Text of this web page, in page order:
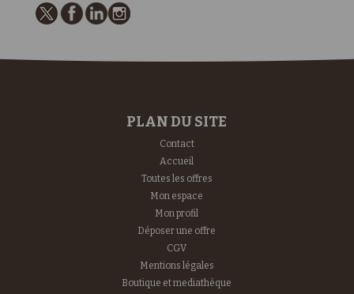
PLAN DU SITE
Contact
Accueil
Toutes les offres
Mon espace
Mon profil
Déposer une offre
CGV
Mentions légales
Boutique et mediathèque